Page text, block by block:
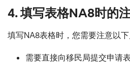
4. 填写表格NA8时的
填写NA8表格时，您需要注意以下
需要直接向移民局提交申请